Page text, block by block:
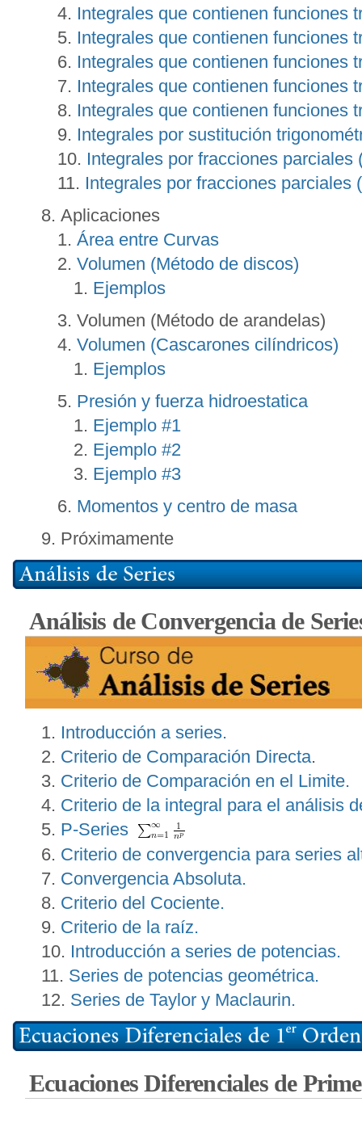
Integrales que contienen funciones
Integrales que contienen funciones
Integrales que contienen funciones
Integrales que contienen funciones
Integrales que contienen funciones
Integrales por sustitución
Integrales por fracciones parciales
Integrales por fracciones parciales
Aplicaciones
Área entre Curvas
Volumen (Método de discos)
Ejemplos
Volumen (Método de arandelas)
Volumen (Cascarones cilíndricos)
Ejemplos
Presión y fuerza hidroestatica
Ejemplo #1
Ejemplo #2
Ejemplo #3
Momentos y centro de masa
Próximamente
Análisis de Convergencia de
Introducción a series.
Criterio de Comparación Directa.
Criterio de Comparación en el Limite.
Criterio de la integral para el análisis
P-Series
Criterio de convergencia para series
Convergencia Absoluta.
Criterio del Cociente.
Criterio de la raíz.
Introducción a series de potencias.
Series de potencias geométrica.
Series de Taylor y Maclaurin.
Ecuaciones Diferenciales de